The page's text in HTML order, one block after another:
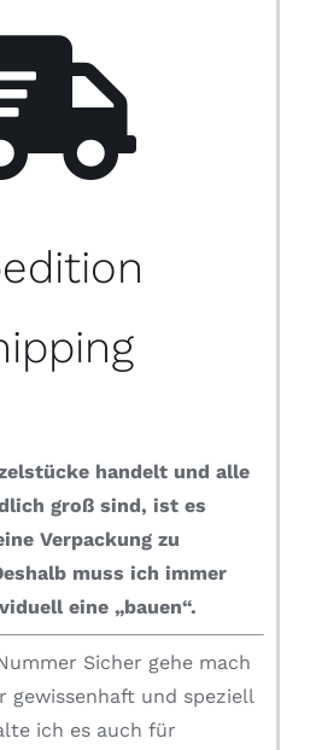
handelt und alle
groß sind, ist es
Verpackung zu
muss ich immer
eine „bauen“.
Sicher gehe mach
gewissenhaft und speziell
ich es auch für